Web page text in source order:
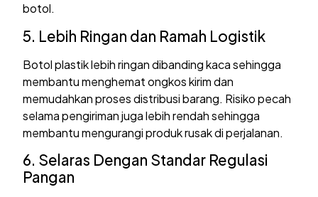
botol.
5. Lebih Ringan dan Ramah Logistik
Botol plastik lebih ringan dibanding kaca sehingga
membantu menghemat ongkos kirim dan
memudahkan proses distribusi barang. Risiko pecah
selama pengiriman juga lebih rendah sehingga
membantu mengurangi produk rusak di perjalanan.
6. Selaras Dengan Standar Regulasi
Pangan